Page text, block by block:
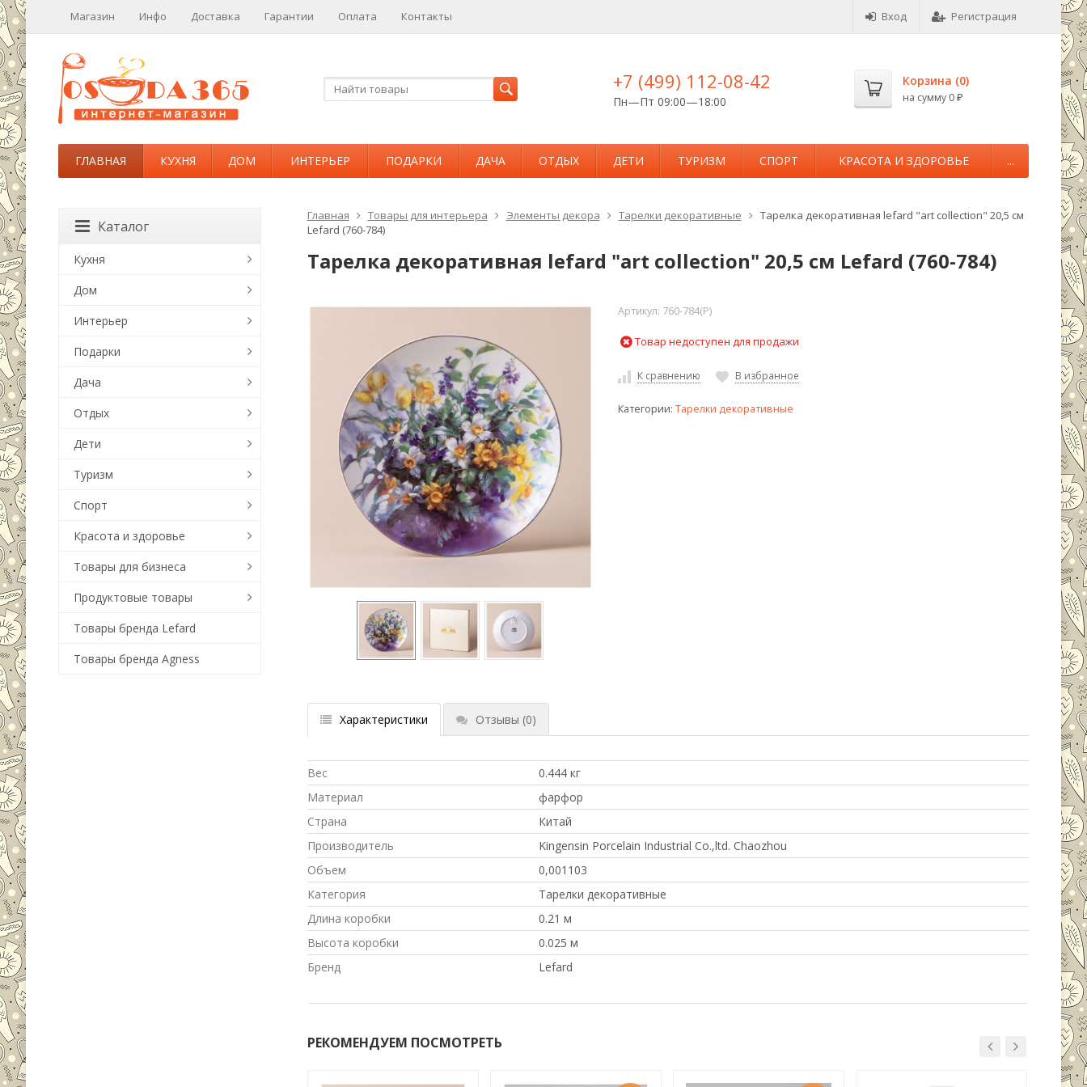
Магазин Инфо Доставка Гарантии Оплата Контакты Вход Регистрация
+7 (499) 112-08-42
Пн—Пт 09:00—18:00
Корзина (0)
на сумму 0 ₽
ГЛАВНАЯ КУХНЯ ДОМ ИНТЕРЬЕР ПОДАРКИ ДАЧА ОТДЫХ ДЕТИ ТУРИЗМ СПОРТ КРАСОТА И ЗДОРОВЬЕ ...
Главная Товары для интерьера Элементы декора Тарелки декоративные
Тарелка декоративная lefard "art collection" 20,5 см
Lefard (760-784)
Тарелка декоративная lefard "art collection" 20,5 см Lefard (760-784)
Артикул: 760-784(P)
Товар недоступен для продажи
К сравнению В избранное
Категории: Тарелки декоративные
Характеристики Отзывы (0)
Вес
0.444 кг
Материал
фарфор
Страна
Китай
Производитель
Kingensin Porcelain Industrial Co.,ltd. Chaozhou
Объем
0,001103
Категория
Тарелки декоративные
Длина коробки
0.21 м
Высота коробки
0.025 м
Бренд
Lefard
РЕКОМЕНДУЕМ ПОСМОТРЕТЬ
Каталог
Кухня
Дом
Интерьер
Подарки
Дача
Отдых
Дети
Туризм
Спорт
Красота и здоровье
Товары для бизнеса
Продуктовые товары
Товары бренда Lefard
Товары бренда Agness